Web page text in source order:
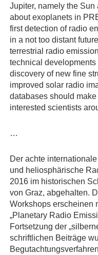
Jupiter, namely the
about exoplanets in
first detection of radio
in a not too distant
terrestrial radio
technical
discovery of new fine
improved solar radio
databases should
interested scientists
…
Der achte
und heliosphärische
2016 im historischen
von Graz, abgehalten.
Workshops erscheinen
„Planetary Radio
Fortsetzung der
schriftlichen Beiträge